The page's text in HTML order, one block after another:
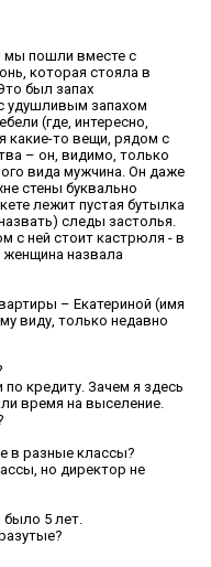
мы пошли вместе с
которая стояла в
был запах
удушливым запахом
(где, интересно,
какие-то вещи, рядом с
– он, видимо, только
вида мужчина. Он даже
стены буквально
лежит пустая бутылка
следы застолья.
с ней стоит кастрюля - в
женщина назвала
– Екатериной (имя
виду, только недавно
по кредиту. Зачем я здесь
время на выселение.
в разные классы?
но директор не
было 5 лет.